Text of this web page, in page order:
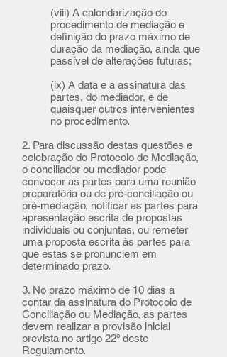
(viii) A calendarização do
procedimento de mediação e
definição do prazo máximo de
duração da mediação, ainda que
passível de alterações futuras;
(ix) A data e a assinatura das
partes, do mediador, e de
quaisquer outros intervenientes
no procedimento.
2. Para discussão destas questões e
celebração do Protocolo de Mediação,
o conciliador ou mediador pode
convocar as partes para uma reunião
preparatória ou de pré-conciliação ou
pré-mediação, notificar as partes para
apresentação escrita de propostas
individuais ou conjuntas, ou remeter
uma proposta escrita às partes para
que estas se pronunciem em
determinado prazo.
3. No prazo máximo de 10 dias a
contar da assinatura do Protocolo de
Conciliação ou Mediação, as partes
devem realizar a provisão inicial
prevista no artigo 22º deste
Regulamento.